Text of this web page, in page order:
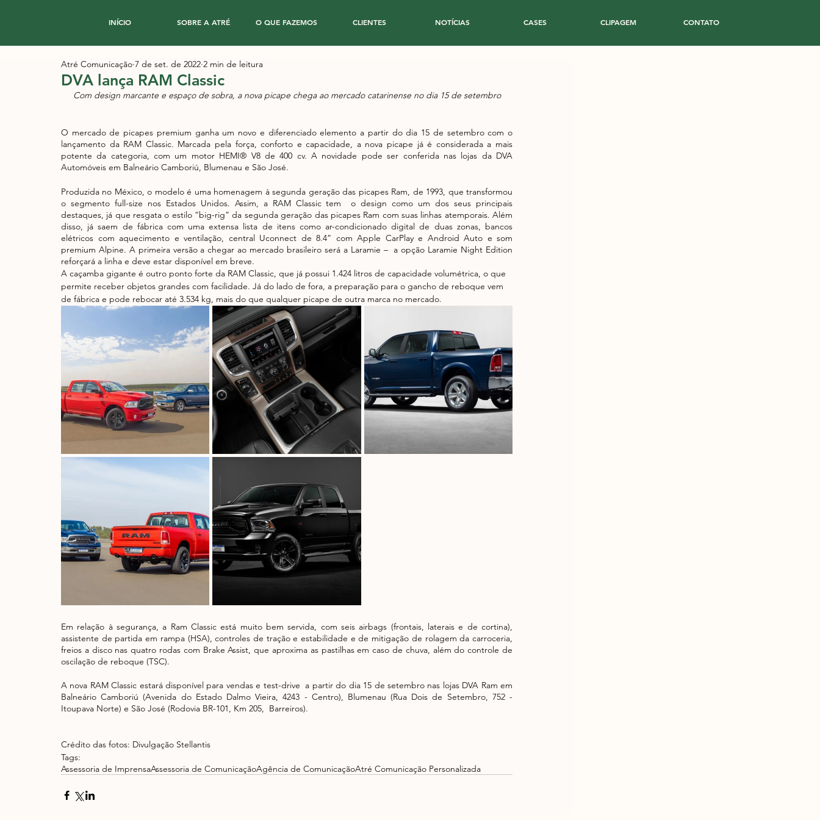
INÍCIO SOBRE A ATRÉ O QUE FAZEMOS CLIENTES NOTÍCIAS CASES CLIPAGEM CONTATO
DVA lança RAM Classic
Atré Comunicação 7 de set. de 2022 2 min de leitura
Com design marcante e espaço de sobra, a nova picape chega ao mercado catarinense no dia 15 de setembro
O mercado de picapes premium ganha um novo e diferenciado elemento a partir do dia 15 de setembro com o
lançamento da RAM Classic. Marcada pela força, conforto e capacidade, a nova picape já é considerada a mais
potente da categoria, com um motor HEMI® V8 de 400 cv. A novidade pode ser conferida nas lojas da DVA
Automóveis em Balneário Camboriú, Blumenau e São José.
Produzida no México, o modelo é uma homenagem à segunda geração das picapes Ram, de 1993, que transformou
o segmento full-size nos Estados Unidos. Assim, a RAM Classic tem  o design como um dos seus principais
destaques, já que resgata o estilo “big-rig” da segunda geração das picapes Ram com suas linhas atemporais. Além
disso, já saem de fábrica com uma extensa lista de itens como ar-condicionado digital de duas zonas, bancos
elétricos com aquecimento e ventilação, central Uconnect de 8.4” com Apple CarPlay e Android Auto e som
premium Alpine. A primeira versão a chegar ao mercado brasileiro será a Laramie –  a opção Laramie Night Edition
reforçará a linha e deve estar disponível em breve.
A caçamba gigante é outro ponto forte da RAM Classic, que já possui 1.424 litros de capacidade volumétrica, o que
permite receber objetos grandes com facilidade. Já do lado de fora, a preparação para o gancho de reboque vem
de fábrica e pode rebocar até 3.534 kg, mais do que qualquer picape de outra marca no mercado.
Em relação à segurança, a Ram Classic está muito bem servida, com seis airbags (frontais, laterais e de cortina),
assistente de partida em rampa (HSA), controles de tração e estabilidade e de mitigação de rolagem da carroceria,
freios a disco nas quatro rodas com Brake Assist, que aproxima as pastilhas em caso de chuva, além do controle de
oscilação de reboque (TSC).
A nova RAM Classic estará disponível para vendas e test-drive  a partir do dia 15 de setembro nas lojas DVA Ram em
Balneário Camboriú (Avenida do Estado Dalmo Vieira, 4243 - Centro), Blumenau (Rua Dois de Setembro, 752 -
Itoupava Norte) e São José (Rodovia BR-101, Km 205,  Barreiros).
Crédito das fotos: Divulgação Stellantis
Tags:
Assessoria de ImprensaAssessoria de ComunicaçãoAgência de ComunicaçãoAtré Comunicação Personalizada